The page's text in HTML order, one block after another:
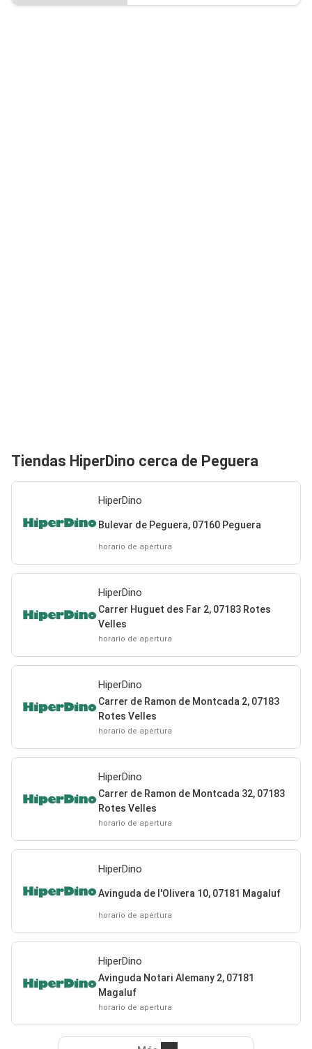
Tiendas HiperDino cerca de Peguera
HiperDino
Bulevar de Peguera, 07160 Peguera
horario de apertura
HiperDino
Carrer Huguet des Far 2, 07183 Rotes
Velles
horario de apertura
HiperDino
Carrer de Ramon de Montcada 2, 07183
Rotes Velles
horario de apertura
HiperDino
Carrer de Ramon de Montcada 32, 07183
Rotes Velles
horario de apertura
HiperDino
Avinguda de l'Olivera 10, 07181 Magaluf
horario de apertura
HiperDino
Avinguda Notari Alemany 2, 07181
Magaluf
horario de apertura